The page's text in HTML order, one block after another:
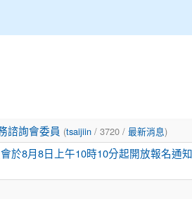
諮詢會委員 (tsaijiin/ 3720 / 最新消息)
於8月8日上午10時10分起開放報名通知